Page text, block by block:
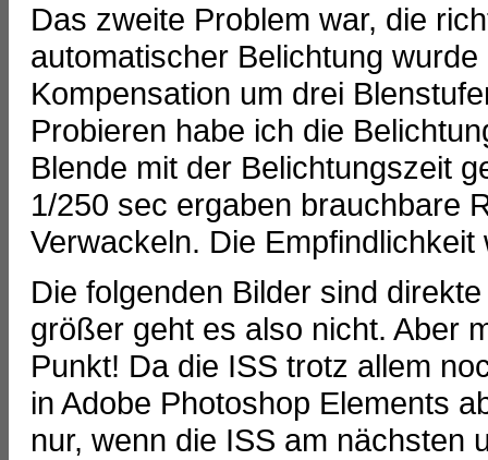
Das zweite Problem war, die
automatischer Belichtung
Kompensation um drei
Probieren habe ich die
Blende mit der Belichtungszeit
1/250 sec ergaben brauchbare
Verwackeln. Die
Die folgenden Bilder sind
größer geht es also nicht. Aber
Punkt! Da die ISS trotz allem
in Adobe Photoshop Elements
nur, wenn die ISS am nächsten